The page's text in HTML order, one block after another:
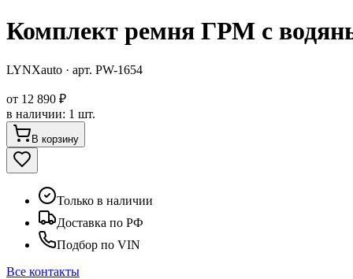
Комплект ремня ГРМ с
LYNXauto · арт. PW-1654
от 12 890 ₽
в наличии: 1 шт.
В корзину
Только в наличии
Доставка по РФ
Подбор по VIN
Все контакты